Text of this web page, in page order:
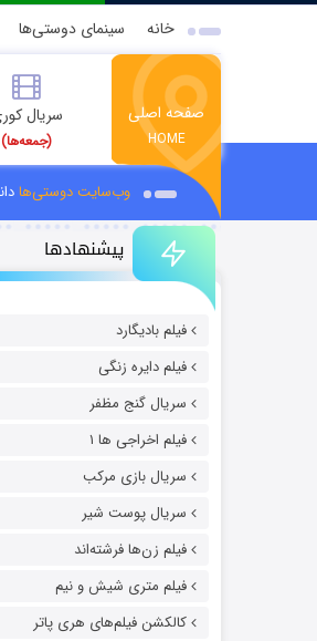
خانه سینمای دوستی‌ها
صفحه اصلی
HOME
سریال
(جمعه‌ها)
وب‌سایت دوستی‌ها
پیشنهادها
فیلم بادیگارد
فیلم دایره زنگی
سریال گنج مظفر
فیلم اخراجی ها ۱
سریال بازی مرکب
سریال پوست شیر
فیلم زن‌ها فرشته‌اند
فیلم متری شیش و نیم
کالکشن فیلم‌های هری پاتر